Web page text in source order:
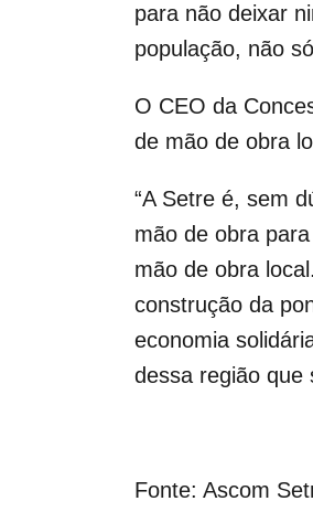
para não deixar
população, não
O CEO da
de mão de obra
“A Setre é, sem
mão de obra
mão de obra
construção da
economia
dessa região que
Fonte: Ascom